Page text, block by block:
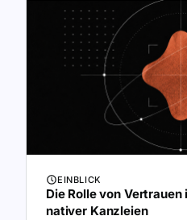
EINBLICK
Die Rolle von
nativer Kanzleien